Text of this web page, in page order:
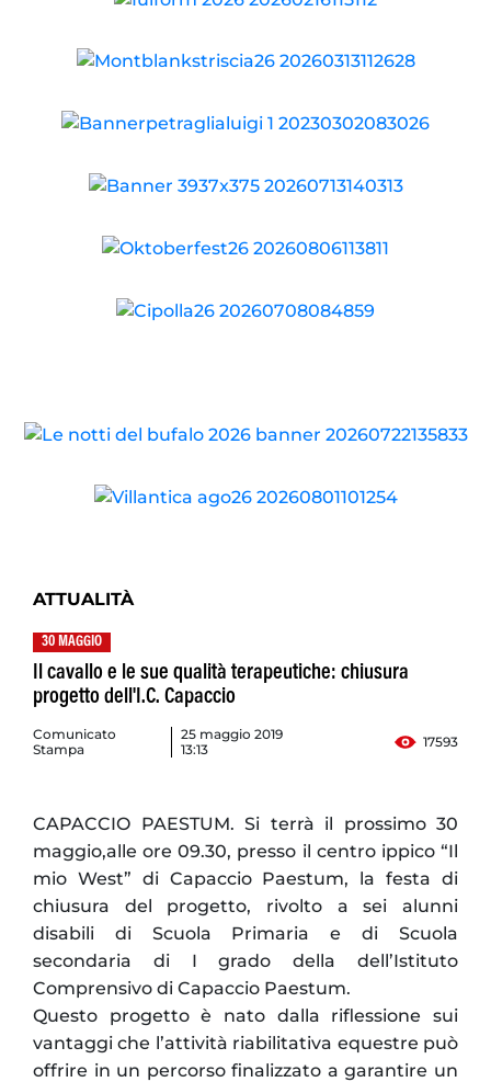
ATTUALITÀ
30 MAGGIO
Il cavallo e le sue qualità terapeutiche: chiusura
progetto dell'I.C. Capaccio
Comunicato
Stampa
25 maggio 2019
13:13
17593
CAPACCIO PAESTUM. Si terrà il prossimo 30
maggio,alle ore 09.30, presso il centro ippico “Il
mio West” di Capaccio Paestum, la festa di
chiusura del progetto, rivolto a sei alunni
disabili di Scuola Primaria e di Scuola
secondaria di I grado della dell’Istituto
Comprensivo di Capaccio Paestum.
Questo progetto è nato dalla riflessione sui
vantaggi che l’attività riabilitativa equestre può
offrire in un percorso finalizzato a garantire un